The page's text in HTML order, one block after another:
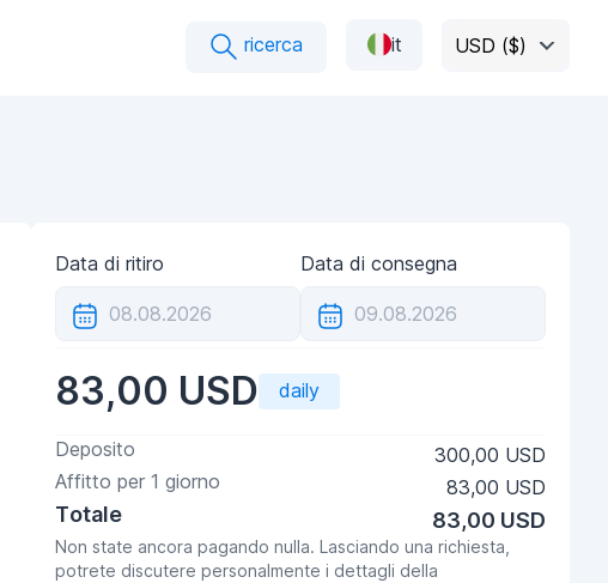
ricerca it USD ($)
Data di ritiro Data di consegna
83,00 USD daily
Deposito
300,00 USD
Affitto per 1 giorno 83,00 USD
Totale 83,00 USD
Non state ancora pagando nulla. Lasciando una richiesta,
potrete discutere personalmente i dettagli della